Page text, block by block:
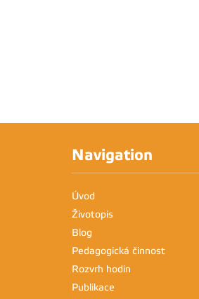
Navigation
Úvod
Životopis
Blog
Pedagogická činnost
Rozvrh hodin
Publikace